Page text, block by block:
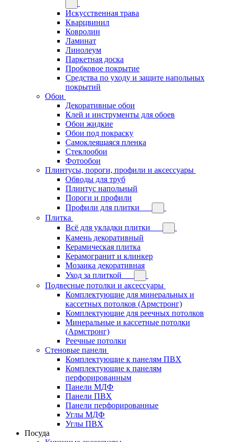
Искусственная трава
Кварцвинил
Ковролин
Ламинат
Линолеум
Паркетная доска
Пробковое покрытие
Средства по уходу и защите напольных
покрытий
Обои
Декоративные обои
Клей и инструменты для обоев
Обои жидкие
Обои под покраску
Самоклеящаяся пленка
Стеклообои
Фотообои
Плинтусы, пороги, профили и аксессуары
Обводы для труб
Плинтус напольный
Пороги и профили
Профили для плитки
Плитка
Всё для укладки плитки
Камень декоративный
Керамическая плитка
Керамогранит и клинкер
Мозаика декоративная
Уход за плиткой
Подвесные потолки и аксессуары
Комплектующие для минеральных и
кассетных потолков (Армстронг)
Комплектующие для реечных потолков
Минеральные и кассетные потолки
(Армстронг)
Реечные потолки
Стеновые панели
Комплектующие к панелям ПВХ
Комплектующие к панелям
перфорированным
Панели МДФ
Панели ПВХ
Панели перфорированные
Углы МДФ
Углы ПВХ
Посуда